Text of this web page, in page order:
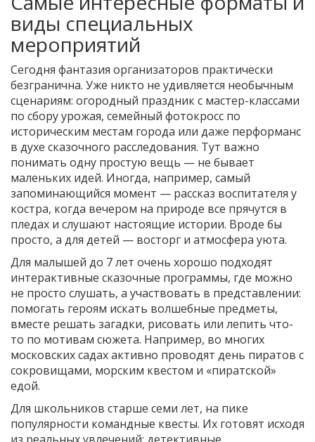
виды специальных
мероприятий
Сегодня фантазия организаторов практически
безгранична. Уже никто не удивляется необычным
сценариям: огородный праздник с мастер-классами
по сбору урожая, семейный фотокросс по
историческим местам города или даже перформанс
в духе сказочного расследования. Тут важно
понимать одну простую вещь — не бывает
маленьких идей. Иногда, например, самый
запоминающийся момент — рассказ воспитателя у
костра, когда вечером на природе все прячутся в
пледах и слушают настоящие истории. Вроде бы
просто, а для детей — восторг и атмосфера уюта.
Для малышей до 7 лет очень хорошо подходят
интерактивные сказочные программы, где можно
не просто слушать, а участвовать в представлении:
помогать героям искать волшебные предметы,
вместе решать загадки, рисовать или лепить что-
то по мотивам сюжета. Например, во многих
московских садах активно проводят день пиратов с
сокровищами, морским квестом и «пиратской»
едой.
Для школьников старше семи лет, на пике
популярности командные квесты. Их готовят исходя